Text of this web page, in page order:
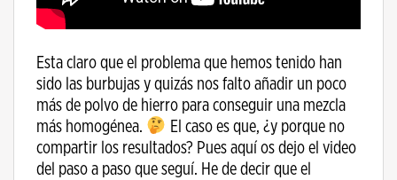
Esta claro que el problema que hemos tenido han
sido las burbujas y quizás nos falto añadir un poco
más de polvo de hierro para conseguir una mezcla
más homogénea.
El caso es que, ¿y porque no
compartir los resultados? Pues aquí os dejo el video
del paso a paso que seguí. He de decir que el